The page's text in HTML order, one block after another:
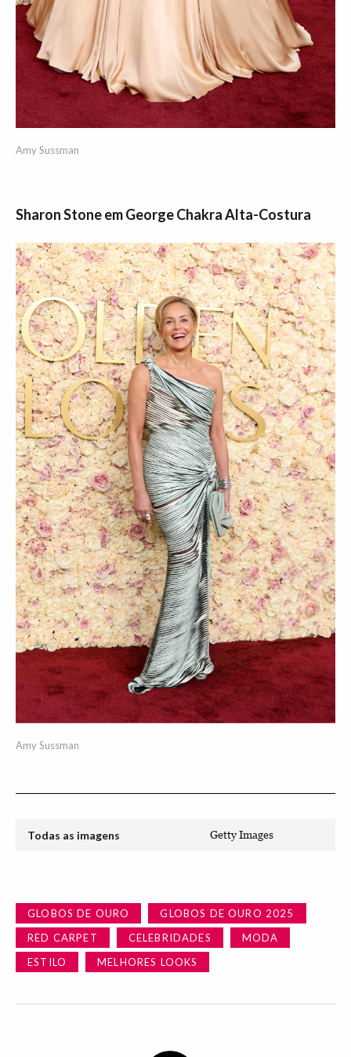
Amy Sussman
Sharon Stone em George Chakra Alta-Costura
Amy Sussman
Todas as imagens Getty Images
GLOBOS DE OURO
GLOBOS DE OURO 2025
RED CARPET
CELEBRIDADES
MODA
ESTILO
MELHORES LOOKS